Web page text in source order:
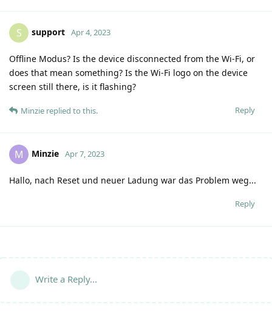
S support Apr 4, 2023
Offline Modus? Is the device disconnected from the Wi-Fi, or
does that mean something? Is the Wi-Fi logo on the device
screen still there, is it flashing?
Reply
Minzie replied to this.
M Minzie Apr 7, 2023
Hallo, nach Reset und neuer Ladung war das Problem weg...
Reply
Write a Reply...